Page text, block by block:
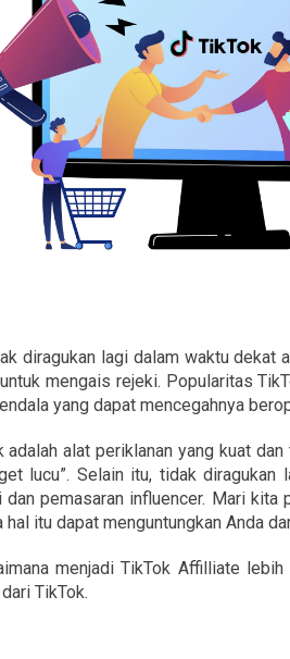
diragukan lagi dalam waktu dekat
mengais rejeki. Popularitas
yang dapat mencegahnya
adalah alat periklanan yang kuat
lucu”. Selain itu, tidak
dan pemasaran influencer. Mari
itu dapat menguntungkan Anda
menjadi TikTok Affilliate
TikTok.